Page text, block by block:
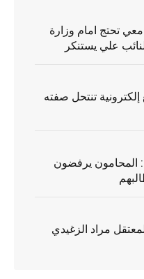
تحتج امام وزارة
علي يستنكر
تنتحل صفته
المحامون يرفضون
مراد الزغيدي